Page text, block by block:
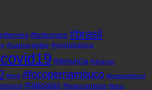
#bolsonaro #brasil
#camaragibe #cestabasica
#denuncia #doacao
#eua #focopernambuco #fundaoeleitoral
#jaboatao #joaocampos #leitos